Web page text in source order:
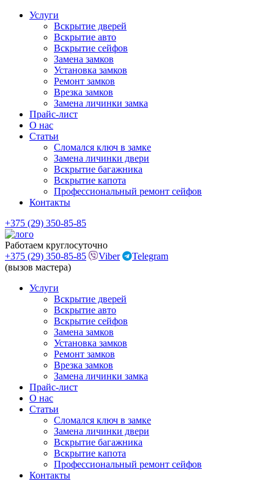
Услуги
Вскрытие дверей
Вскрытие авто
Вскрытие сейфов
Замена замков
Установка замков
Ремонт замков
Врезка замков
Замена личинки замка
Прайс-лист
О нас
Статьи
Сломался ключ в замке
Замена личинки двери
Вскрытие багажника
Вскрытие капота
Профессиональный ремонт сейфов
Контакты
+375 (29) 350-85-85
Работаем круглосуточно
+375 (29) 350-85-85
Viber
Telegram
(вызов мастера)
Услуги
Вскрытие дверей
Вскрытие авто
Вскрытие сейфов
Замена замков
Установка замков
Ремонт замков
Врезка замков
Замена личинки замка
Прайс-лист
О нас
Статьи
Сломался ключ в замке
Замена личинки двери
Вскрытие багажника
Вскрытие капота
Профессиональный ремонт сейфов
Контакты